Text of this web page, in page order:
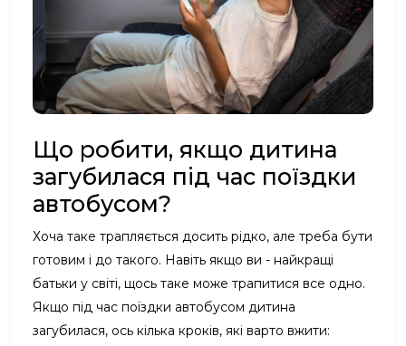
Що робити, якщо дитина
загубилася під час поїздки
автобусом?
Хоча таке трапляється досить рідко, але треба бути
готовим і до такого. Навіть якщо ви - найкращі
батьки у світі, щось таке може трапитися все одно.
Якщо під час поїздки автобусом дитина
загубилася, ось кілька кроків, які варто вжити: